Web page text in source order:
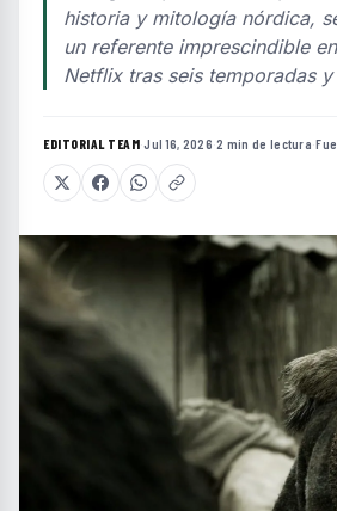
historia y mitología nórdica,
un referente imprescindible
Netflix tras seis temporadas
EDITORIAL TEAM·Jul 16, 2026·2 min de lectura·